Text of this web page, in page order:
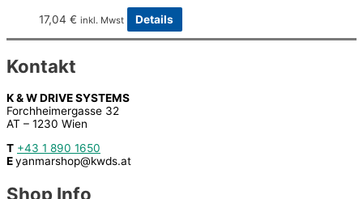
17,04 € inkl. Mwst Details
Kontakt
K & W DRIVE SYSTEMS
Forchheimergasse 32
AT – 1230 Wien
T +43 1 890 1650
Eyanmarshop@kwds.at
Shop Info